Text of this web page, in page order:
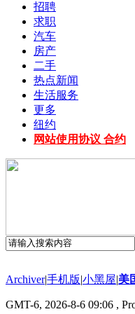
招聘
求职
汽车
房产
二手
热点新闻
生活服务
更多
纽约
网站使用协议 合约
Archiver|手机版|小黑屋|美
GMT-6, 2026-8-6 09:06 ,